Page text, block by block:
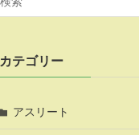
カテゴリー
アスリート